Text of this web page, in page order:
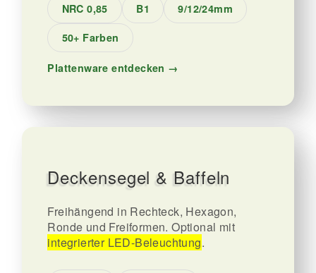
NRC 0,85 B1 9/12/24mm
50+ Farben
Plattenware entdecken →
Deckensegel & Baffeln
Freihängend in Rechteck, Hexagon,
Ronde und Freiformen. Optional mit
integrierter LED-Beleuchtung.